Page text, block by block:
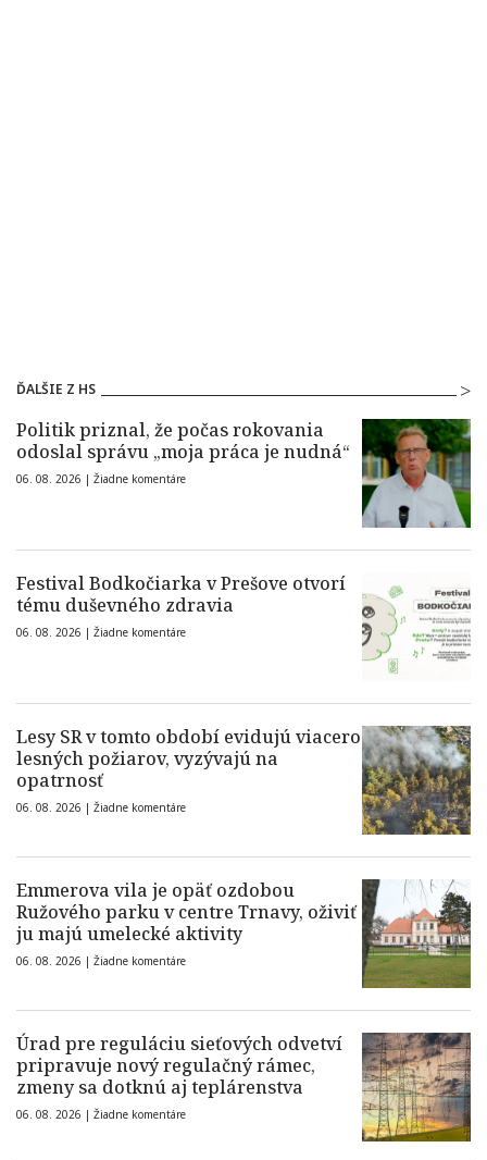
ĎALŠIE Z HS
Politik priznal, že počas rokovania
odoslal správu „moja práca je nudná“
06. 08. 2026 | Žiadne komentáre
Festival Bodkočiarka v Prešove otvorí
tému duševného zdravia
06. 08. 2026 | Žiadne komentáre
Lesy SR v tomto období evidujú viacero
lesných požiarov, vyzývajú na
opatrnosť
06. 08. 2026 | Žiadne komentáre
Emmerova vila je opäť ozdobou
Ružového parku v centre Trnavy, oživiť
ju majú umelecké aktivity
06. 08. 2026 | Žiadne komentáre
Úrad pre reguláciu sieťových odvetví
pripravuje nový regulačný rámec,
zmeny sa dotknú aj teplárenstva
06. 08. 2026 | Žiadne komentáre